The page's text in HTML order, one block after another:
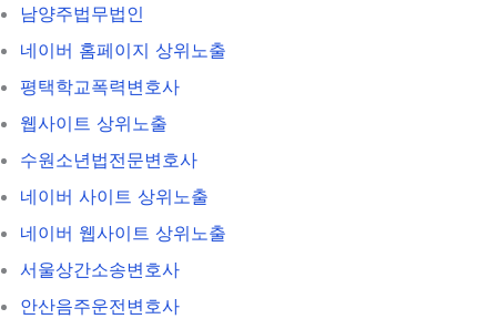
남양주법무법인
네이버 홈페이지 상위노출
평택학교폭력변호사
웹사이트 상위노출
수원소년법전문변호사
네이버 사이트 상위노출
네이버 웹사이트 상위노출
서울상간소송변호사
안산음주운전변호사